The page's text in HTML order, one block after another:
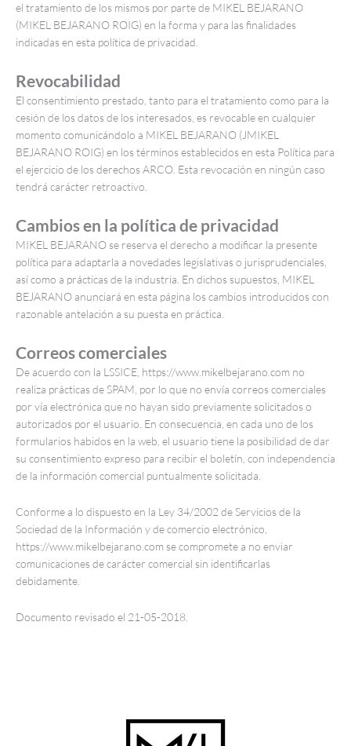
el tratamiento de los mismos por parte de MIKEL BEJARANO
(MIKEL BEJARANO ROIG) en la forma y para las finalidades
indicadas en esta política de privacidad.
Revocabilidad
El consentimiento prestado, tanto para el tratamiento como para la
cesión de los datos de los interesados, es revocable en cualquier
momento comunicándolo a MIKEL BEJARANO (JMIKEL
BEJARANO ROIG) en los términos establecidos en esta Política para
el ejercicio de los derechos ARCO. Esta revocación en ningún caso
tendrá carácter retroactivo.
Cambios en la política de privacidad
MIKEL BEJARANO se reserva el derecho a modificar la presente
política para adaptarla a novedades legislativas o jurisprudenciales,
así como a prácticas de la industria. En dichos supuestos, MIKEL
BEJARANO anunciará en esta página los cambios introducidos con
razonable antelación a su puesta en práctica.
Correos comerciales
De acuerdo con la LSSICE, https://www.mikelbejarano.com no
realiza prácticas de SPAM, por lo que no envía correos comerciales
por vía electrónica que no hayan sido previamente solicitados o
autorizados por el usuario. En consecuencia, en cada uno de los
formularios habidos en la web, el usuario tiene la posibilidad de dar
su consentimiento expreso para recibir el boletín, con independencia
de la información comercial puntualmente solicitada.
Conforme a lo dispuesto en la Ley 34/2002 de Servicios de la
Sociedad de la Información y de comercio electrónico,
https://www.mikelbejarano.com se compromete a no enviar
comunicaciones de carácter comercial sin identificarlas
debidamente.
Documento revisado el 21-05-2018.